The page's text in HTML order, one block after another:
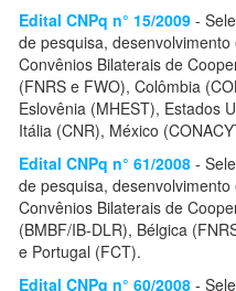
Edital CNPq n° 15/2009 -
de pesquisa,
Convênios Bilaterais de
(FNRS e FWO), Colômbia
Eslovênia (MHEST), Estados
Itália (CNR), México
Edital CNPq n° 61/2008 -
de pesquisa,
Convênios Bilaterais de
(BMBF/IB-DLR), Bélgica
e Portugal (FCT).
Edital CNPq n° 60/2008 -